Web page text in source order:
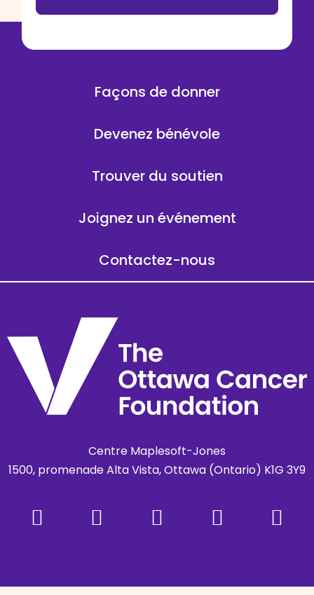
Façons de donner
Devenez bénévole
Trouver du soutien
Joignez un événement
Contactez-nous
Centre Maplesoft-Jones
1500, promenade Alta Vista, Ottawa (Ontario) K1G 3Y9
    